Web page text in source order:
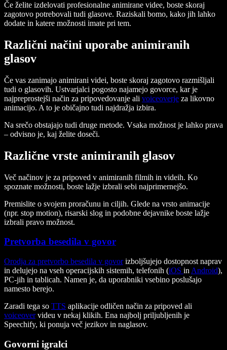
Če želite izdelovati profesionalne animirane videe, boste skoraj
zagotovo potrebovali tudi glasove. Raziskali bomo, kako jih lahko
dodate in katere možnosti imate pri tem.
Različni načini uporabe animiranih
glasov
Če vas zanimajo animirani videi, boste skoraj zagotovo razmišljali
tudi o glasovih. Ustvarjalci pogosto najamejo govorce, kar je
najpreprostejši način za pripovedovanje ali voiceoverje za likovno
animacijo. A to je običajno tudi najdražja izbira.
Na srečo obstajajo tudi druge metode. Vsaka možnost je lahko prava
– odvisno je, kaj želite doseči.
Različne vrste animiranih glasov
Več načinov je za pripoved v animiranih filmih in videih. Ko
spoznate možnosti, boste lažje izbrali sebi najprimernejšo.
Premislite o svojem proračunu in ciljih. Glede na vrsto animacije
(npr. stop motion), risarski slog in podobne dejavnike boste lažje
izbrali pravo možnost.
Pretvorba besedila v govor
Orodja za pretvorbo besedila v govorizboljšujejo dostopnost naprav
in delujejo na vseh operacijskih sistemih, telefonih (iOS in Android),
PC-jih in tablicah. Namen je, da uporabniki vsebino poslušajo
namesto berejo.
Zaradi tega so TTS aplikacije odličen način za pripoved ali
voiceovervideu v nekaj klikih. Ena najbolj priljubljenih je
Speechify, ki ponuja več jezikov in naglasov.
Govorni igralci